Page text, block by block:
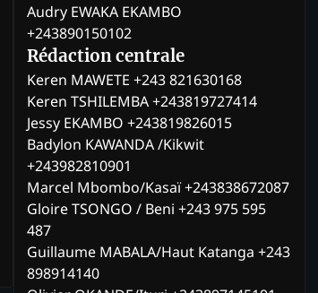
Audry EWAKA EKAMBO
+243890150102
Rédaction centrale
Keren MAWETE +243 821630168
Keren TSHILEMBA +243819727414
Jessy EKAMBO +243819826015
Badylon KAWANDA /Kikwit
+243982810901
Marcel Mbombo/Kasaï +243838672087
Gloire TSONGO / Beni +243 975 595
487
Guillaume MABALA/Haut Katanga +243
898914140